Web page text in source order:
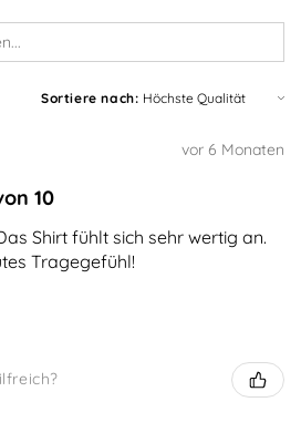
Sortiere nach:
vor 6 Monaten
10
Shirt fühlt sich sehr wertig an.
Tragegefühl!